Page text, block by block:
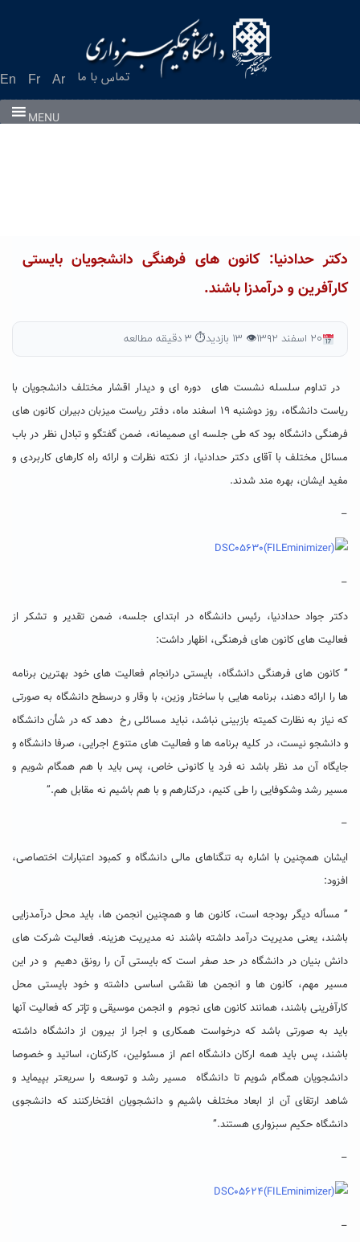
En Fr Ar تماس با ما
MENU
دکتر حدادنیا: کانون های فرهنگی دانشجویان بایستی
کارآفرین و درآمدزا باشند.
۲۰ اسفند ۱۳۹۲ 👁 ۱۳ بازدید ⏱ ۳ دقیقه مطالعه
در تداوم سلسله نشست های دوره ای و دیدار اقشار مختلف دانشجویان با
ریاست دانشگاه، روز دوشنبه ۱۹ اسفند ماه، دفتر ریاست میزبان دبیران کانون های
فرهنگی دانشگاه بود که طی جلسه ای صمیمانه، ضمن گفتگو و تبادل نظر در باب
مسائل مختلف با آقای دکتر حدادنیا، از نکته نظرات و ارائه راه کارهای کاربردی و
مفید ایشان، بهره مند شدند.
–
–
دکتر جواد حدادنیا، رئیس دانشگاه در ابتدای جلسه، ضمن تقدیر و تشکر از
فعالیت های کانون ها‌ی فرهنگی، اظهار داشت:
” کانون های فرهنگی دانشگاه، بایستی درانجام فعالیت های خود بهترین برنامه
ها را ارائه دهند، برنامه هایی با ساختار وزین، با وقار و درسطح دانشگاه به صورتی
که نیاز به نظارت کمیته بازبینی نباشد، نباید مسائلی رخ دهد که در شأن دانشگاه
و دانشجو نیست، در کلیه برنامه ها و فعالیت های متنوع اجرایی، صرفا دانشگاه و
جایگاه آن مد نظر باشد نه فرد یا کانونی خاص، پس باید با هم همگام شویم و
مسیر رشد وشکوفایی را طی کنیم، درکنارهم و با هم باشیم نه مقابل هم.”
–
ایشان همچنین با اشاره به تنگناهای مالی دانشگاه و کمبود اعتبارات اختصاصی،
افزود:
” مسأله دیگر بودجه است، کانون ها و همچنین انجمن ها، باید محل درآمدزایی
باشند، یعنی مدیریت درآمد داشته باشند نه مدیریت هزینه. فعالیت شرکت های
دانش بنیان در دانشگاه در حد صفر است که بایستی آن را رونق دهیم و در این
مسیر مهم، کانون ها و انجمن ها نقشی اساسی داشته و خود بایستی محل
کارآفرینی باشند، همانند کانون های نجوم و انجمن موسیقی و تإتر که فعالیت آنها
باید به صورتی باشد که درخواست همکاری و اجرا از بیرون از دانشگاه داشته
باشند، پس باید همه ارکان دانشگاه اعم از مسئولین، کارکنان، اساتید و خصوصا
دانشجویان همگام شویم تا دانشگاه مسیر رشد و توسعه را سریعتر بپیماید و
شاهد ارتقای آن از ابعاد مختلف باشیم و دانشجویان افتخارکنند که دانشجوی
دانشگاه حکیم سبزواری هستند.”
–
–